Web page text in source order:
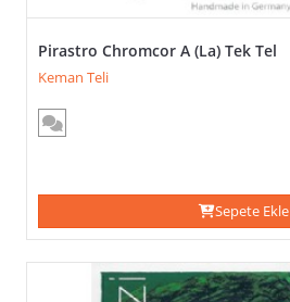
Pirastro Chromcor A (La) Tek Tel
Keman Teli
Sepete Ekle